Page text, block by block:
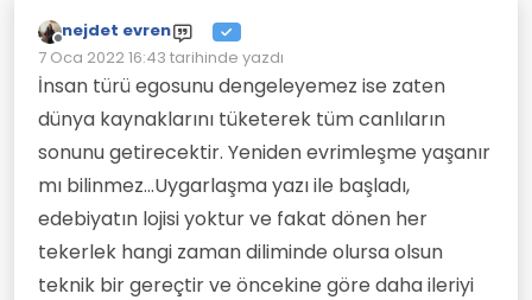
Çevrimdışı
nejdet evren
7 Oca 2022 16:43 tarihinde yazdı
Son düzenleyen:
İnsan türü egosunu dengeleyemez ise zaten
dünya kaynaklarını tüketerek tüm canlıların
sonunu getirecektir. Yeniden evrimleşme yaşanır
mı bilinmez...Uygarlaşma yazı ile başladı,
edebiyatın lojisi yoktur ve fakat dönen her
tekerlek hangi zaman diliminde olursa olsun
teknik bir gereçtir ve öncekine göre daha ileriyi